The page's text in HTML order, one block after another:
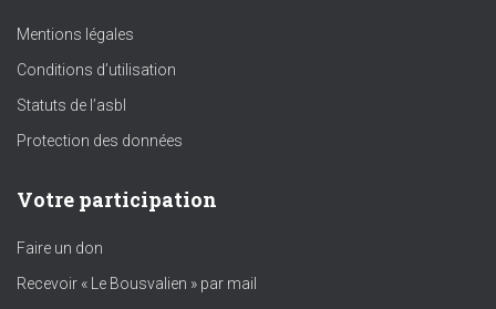
Mentions légales
Conditions d’utilisation
Statuts de l’asbl
Protection des données
Votre participation
Faire un don
Recevoir « Le Bousvalien » par mail